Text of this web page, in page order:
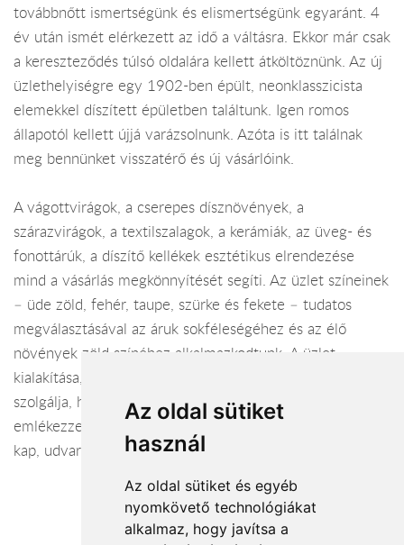
Az oldal sütiket
használ
Az oldal sütiket és egyéb
nyomkövető technológiákat
alkalmaz, hogy javítsa a
továbbnőtt ismertségünk és elismertségünk egyaránt. 4
év után ismét elérkezett az idő a váltásra. Ekkor már csak
a kereszteződés túlsó oldalára kellett átköltöznünk. Az új
üzlethelyiségre egy 1902-ben épült, neonklasszicista
elemekkel díszített épületben találtunk. Igen romos
állapotól kellett újjá varázsolnunk. Azóta is itt találnak
meg bennünket visszatérő és új vásárlóink.
A vágottvirágok, a cserepes dísznövények, a
szárazvirágok, a textilszalagok, a kerámiák, az üveg- és
fonottárúk, a díszítő kellékek esztétikus elrendezése
mind a vásárlás megkönnyítését segíti. Az üzlet színeinek
– üde zöld, fehér, taupe, szürke és fekete – tudatos
megválasztásával az áruk sokféleségéhez és az élő
növények zöld színéhez alkalmazkodtunk. A üzlet
kialakítása, megjelenése az elégedett, visszatérő vásárlót
szolgálja, hogy magabiztosan lépjen be üzletünkbe és
emlékezzen, itt már több mint 20 éve jó minőségű árut
kap, udvarias, szakértő kiszolgálással.